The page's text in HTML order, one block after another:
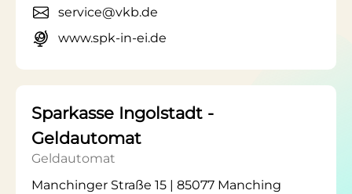
service@vkb.de
www.spk-in-ei.de
Sparkasse Ingolstadt -
Geldautomat
Geldautomat
Manchinger Straße 15 | 85077 Manching